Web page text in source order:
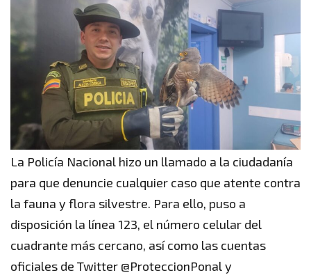
La Policía Nacional hizo un llamado a la ciudadanía
para que denuncie cualquier caso que atente contra
la fauna y flora silvestre. Para ello, puso a
disposición la línea 123, el número celular del
cuadrante más cercano, así como las cuentas
oficiales de Twitter @ProteccionPonal y